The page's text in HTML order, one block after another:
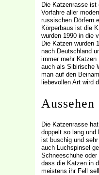
Die Katzenrasse ist
Vorfahre aller
russischen Dörfern
Körperbaus ist die
wurden 1990 in die
Die Katzen wurden
nach Deutschland
immer mehr Katzen
auch als Sibirische
man auf den
liebevollen Art wird
Aussehen
Die Katzenrasse
doppelt so lang und
ist buschig und
auch Luchspinsel
Schneeschuhe
dass die Katzen in
meistens ihr Fell